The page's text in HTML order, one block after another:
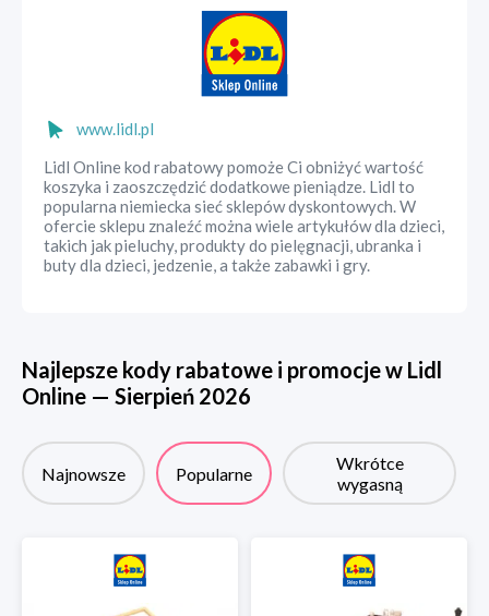
www.lidl.pl
Lidl Online kod rabatowy pomoże Ci obniżyć wartość
koszyka i zaoszczędzić dodatkowe pieniądze. Lidl to
popularna niemiecka sieć sklepów dyskontowych. W
ofercie sklepu znaleźć można wiele artykułów dla dzieci,
takich jak pieluchy, produkty do pielęgnacji, ubranka i
buty dla dzieci, jedzenie, a także zabawki i gry.
Najlepsze kody rabatowe i promocje w Lidl
Online — Sierpień 2026
Najnowsze Popularne
Wkrótce
wygasną